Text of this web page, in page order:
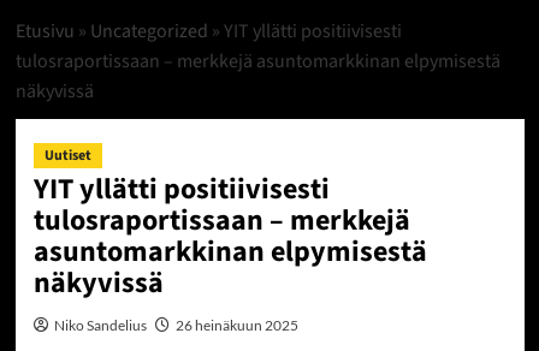
Etusivu » Uncategorized »YIT yllätti positiivisesti
tulosraportissaan – merkkejä asuntomarkkinan elpymisestä
näkyvissä
Uutiset
YIT yllätti positiivisesti
tulosraportissaan – merkkejä
asuntomarkkinan elpymisestä
näkyvissä
Niko Sandelius 26 heinäkuun 2025